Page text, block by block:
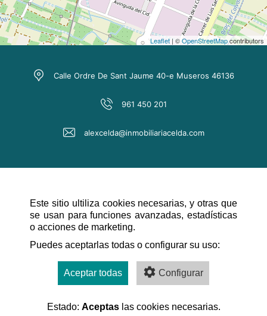
Este sitio ultiliza cookies necesarias, y otras que
se usan para funciones avanzadas, estadísticas
o acciones de marketing.
Puedes aceptarlas todas o configurar su uso:
Aceptar todas Configurar
Estado: Aceptaslas cookies necesarias.
Leaflet | ©OpenStreetMapcontributors
Calle Ordre De Sant Jaume 40-e Museros 46136
961 450 201
alexcelda@inmobiliariacelda.com
NAVEGACIÓN RÁPIDA
Desarrollado por: